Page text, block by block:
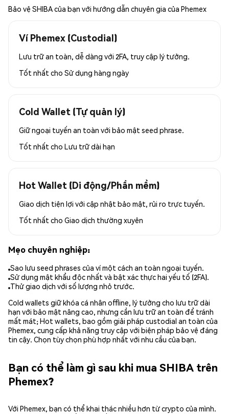
Bảo vệ SHIBA của bạn với hướng dẫn chuyên gia của Phemex
Ví Phemex (Custodial)
Lưu trữ an toàn, dễ dàng với 2FA, truy cập lý tưởng.
Tốt nhất cho Sử dụng hàng ngày
Cold Wallet (Tự quản lý)
Giữ ngoại tuyến an toàn với bảo mật seed phrase.
Tốt nhất cho Lưu trữ dài hạn
Hot Wallet (Di động/Phần mềm)
Giao dịch tiện lợi với cập nhật bảo mật, rủi ro trực tuyến.
Tốt nhất cho Giao dịch thường xuyên
Mẹo chuyên nghiệp:
Sao lưu seed phrases của ví một cách an toàn ngoại tuyến.
Sử dụng mật khẩu độc nhất và bật xác thực hai yếu tố (2FA).
Thử giao dịch với số lượng nhỏ trước.
Cold wallets giữ khóa cá nhân offline, lý tưởng cho lưu trữ dài
hạn với bảo mật nâng cao, nhưng cần lưu trữ an toàn để tránh
mất mát; Hot wallets, bao gồm giải pháp custodial an toàn của
Phemex, cung cấp khả năng truy cập với biện pháp bảo vệ đáng
tin cậy. Chọn tùy chọn phù hợp nhất với nhu cầu của bạn.
Bạn có thể làm gì sau khi mua SHIBA trên
Phemex?
Với Phemex, bạn có thể khai thác nhiều hơn từ crypto của mình.